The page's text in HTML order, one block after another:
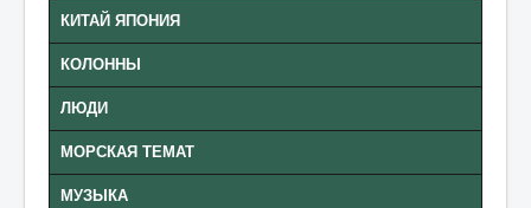
КИТАЙ ЯПОНИЯ
КОЛОННЫ
ЛЮДИ
МОРСКАЯ ТЕМАТ
МУЗЫКА